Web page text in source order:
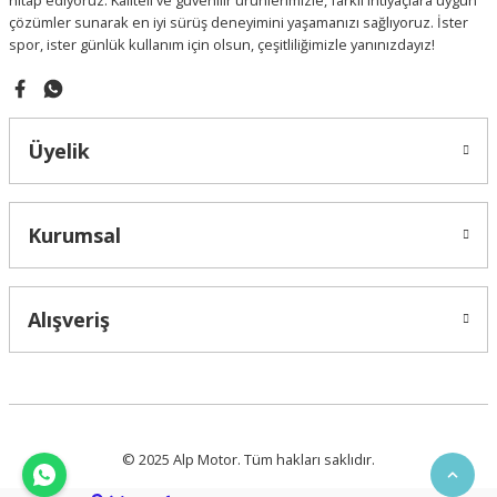
Gönder
çözümler sunarak en iyi sürüş deneyimini yaşamanızı sağlıyoruz. İster
spor, ister günlük kullanım için olsun, çeşitliliğimizle yanınızdayız!
Üyelik
Kurumsal
Alışveriş
© 2025 Alp Motor. Tüm hakları saklıdır.